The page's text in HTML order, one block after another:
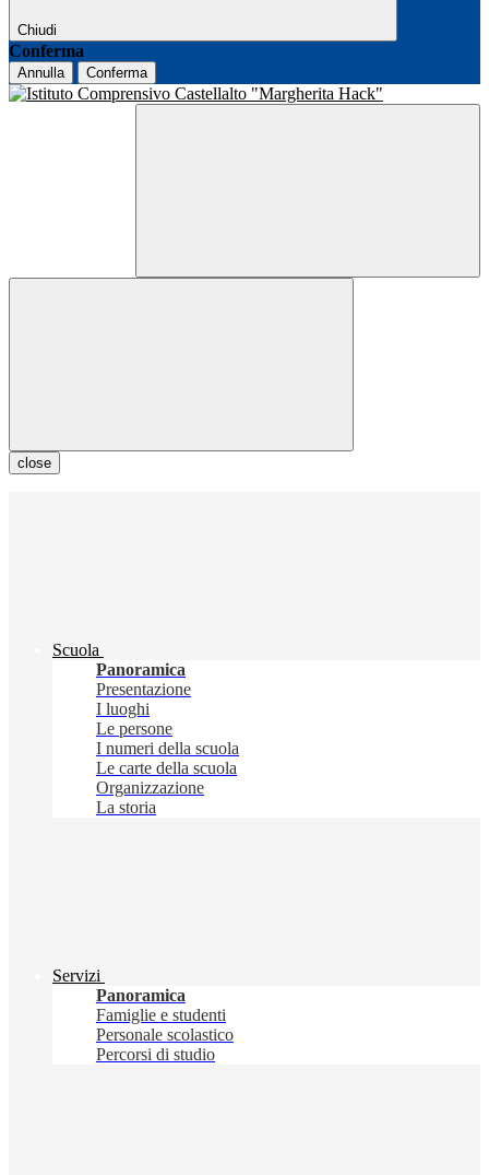
Chiudi
Conferma
Annulla Conferma
close
Scuola
Panoramica
Presentazione
I luoghi
Le persone
I numeri della scuola
Le carte della scuola
Organizzazione
La storia
Servizi
Panoramica
Famiglie e studenti
Personale scolastico
Percorsi di studio